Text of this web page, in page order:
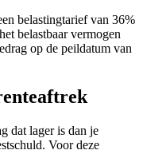
belastingtarief van 36%
belastbaar vermogen
op de peildatum van
dat lager is dan je
Voor deze